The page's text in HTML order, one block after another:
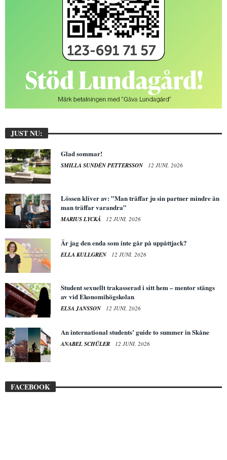
JUST NU:
Glad sommar!
SMILLA SUNDÉN PETTERSSON 12 JUNI, 2026
Lössen kliver av: ”Man träffar ju sin partner mindre än
man träffar varandra”
MARIUS LYCKÅ 12 JUNI, 2026
Är jag den enda som inte går på uppåttjack?
ELLA KULLGREN 12 JUNI, 2026
Student sexuellt trakasserad i sitt hem – mentor stängs
av vid Ekonomihögskolan
ELSA JANSSON 12 JUNI, 2026
An international students’ guide to summer in Skåne
ANABEL SCHÜLER 12 JUNI, 2026
FACEBOOK